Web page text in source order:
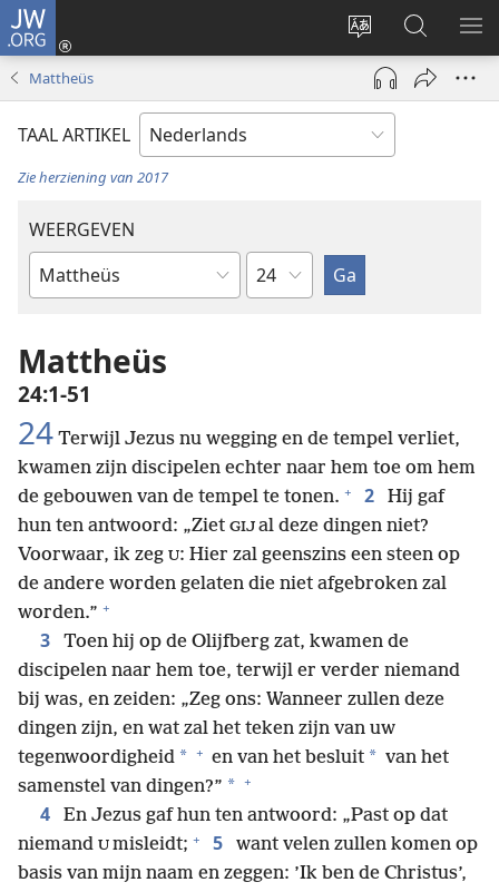
JW.ORG
Taal
site
wijzigen
Inloggen
(opent
nieuw
venster)
Zoeken
op
JW.ORG
Mattheüs
TAAL ARTIKEL
Zie herziening van 2017
WEERGEVEN
Bijbelboek
Hoofdstuk
Mattheüs
24:1-51
24 Terwijl Jezus nu wegging en de tempel verliet,
kwamen zijn discipelen echter naar hem toe om hem
de gebouwen van de tempel te tonen. + 2
Hij gaf
hun ten antwoord: „Ziet GIJ al deze dingen niet?
Voorwaar, ik zeg U: Hier zal geenszins een steen op
de andere worden gelaten die niet afgebroken zal
worden.” +
3
Toen hij op de Olijfberg zat, kwamen de
discipelen naar hem toe, terwijl er verder niemand
bij was, en zeiden: „Zeg ons: Wanneer zullen deze
dingen zijn, en wat zal het teken zijn van uw
tegenwoordigheid * + en van het besluit * van het
samenstel van dingen?” * +
4
En Jezus gaf hun ten antwoord: „Past op dat
niemand U misleidt; + 5
want velen zullen komen op
basis van mijn naam en zeggen: ’Ik ben de Christus’,